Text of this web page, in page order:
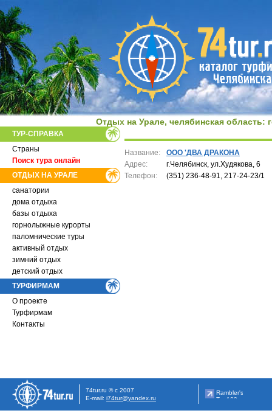
Отдых на Урале, челябинская область:
ТУР-СПРАВКА
Страны
Поиск тура онлайн
ОТДЫХ НА УРАЛЕ
санатории
дома отдыха
базы отдыха
горнолыжные курорты
паломнические туры
активный отдых
зимний отдых
детский отдых
ТУРФИРМАМ
О проекте
Турфирмам
Контакты
Название:
Адрес:
Телефон:
ООО 'ДВА ДРАКОНА
г.Челябинск, ул.Худякова, 6
(351) 236-48-91, 217-24-23/1
74tur.ru © с 2007
E-mail: i74tur@yandex.ru